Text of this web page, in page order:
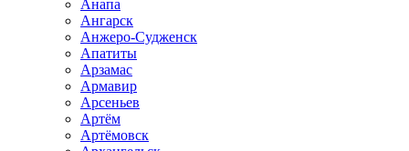
Анапа
Ангарск
Анжеро-Судженск
Апатиты
Арзамас
Армавир
Арсеньев
Артём
Артёмовск